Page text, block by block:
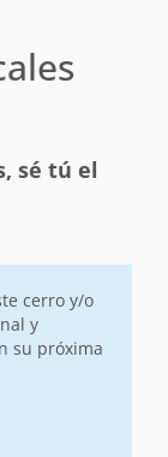
sé tú el
cerro y/o
y
su próxima